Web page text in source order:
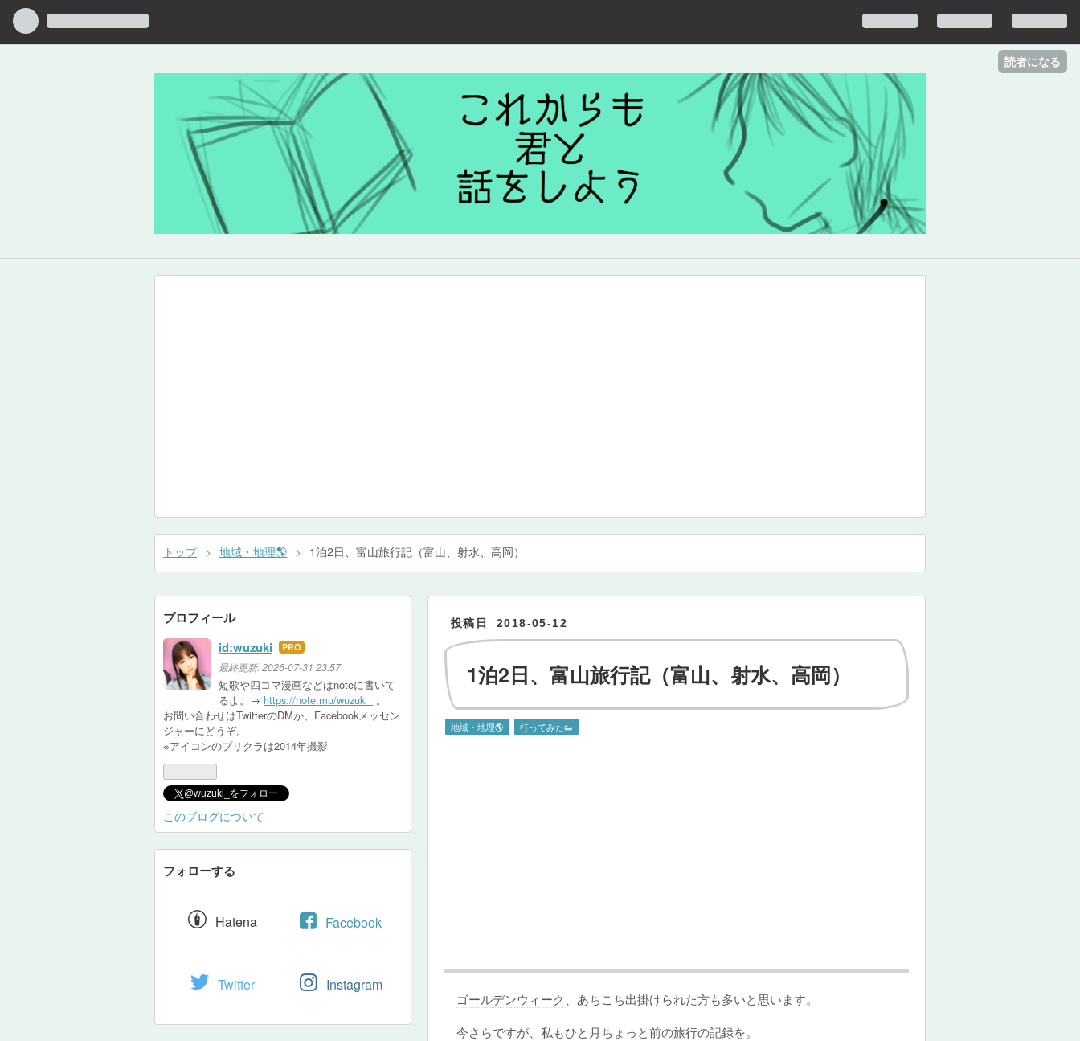
読者になる
トップ > 地域・地理🌎 > 1泊2日、富山旅行記（富山、射水、高岡）
2018-05-12
1泊2日、富山旅行記（富山、射水、高岡）
地域・地理🌎 行ってみた👟
ゴールデンウィーク、あちこち出掛けられた方も多いと思います。
今さらですが、私もひと月ちょっと前の旅行の記録を。
プロフィール
id:wuzuki はて
なブ
ログ
Pro
最終更新:2026-07-31 23:57
短歌や四コマ漫画などはnoteに書いて
るよ。→ https://note.mu/wuzuki_
。
お問い合わせはTwitterのDMか、Facebookメッセン
ジャーにどうぞ。
※アイコンのプリクラは2014年撮影
@wuzuki_をフォロー
このブログについて
フォローする
Hatena Facebook
Twitter Instagram